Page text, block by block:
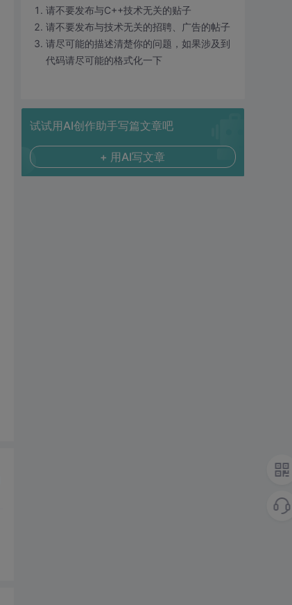
请不要发布与C++技术无关的贴子
请不要发布与技术无关的招聘、广告的帖子
请尽可能的描述清楚你的问题，如果涉及到
代码请尽可能的格式化一下
试试用AI创作助手写篇文章吧
+ 用AI写文章